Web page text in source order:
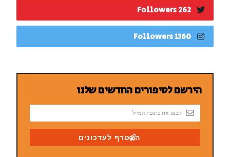
262 Followers
1360 Followers